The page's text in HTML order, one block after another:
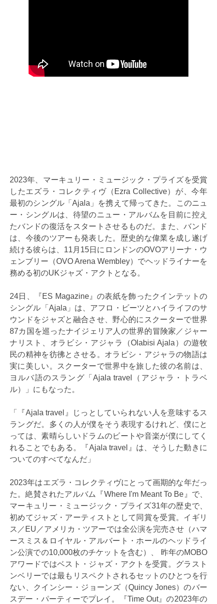
2023年、マーキュリー・ミュージック・プライズを受賞
したエズラ・コレクティヴ（Ezra Collective）が、今年
最初のシングル「Ajala」を携えて帰ってきた。このニュ
ー・シングルは、待望のニュー・アルバムを目前に控え
たバンドの復活をスタートさせるものだ。また、バンド
は、今後のツアーも発表した。歴史的な偉業を成し遂げ
続ける彼らは、11月15日にロンドンのOVOアリーナ・ウ
ェンブリー（OVO Arena Wembley）でヘッドライナーを
務める初のUKジャズ・アクトとなる。
24日、『ES Magazine』の表紙を飾ったクインテットの
シングル「Ajala」は、アフロ・ビーツとハイライフのサ
ウンドをジャズと融合させ、野心的にスクーターで世界
87カ国を巡ったナイジェリア人の世界的冒険家／ジャー
ナリスト、オラビシ・アジャラ（Olabisi Ajala）の遊牧
民の精神を彷彿とさせる。オラビシ・アジャラの物語は
実に美しい。スクーターで世界中を旅した彼の名前は、
ヨルバ語のスラング「Ajala travel（アジャラ・トラベ
ル）」にもなった。
「『Ajala travel』じっとしていられない人を意味するス
ラングだ。多くの人が僕をそう表現するけれど、僕にと
っては、素晴らしいドラムのビートや音楽が僕にしてく
れることでもある。『Ajala travel』は、そうした動きに
ついてのすべてなんだ」
2023年はエズラ・コレクティヴにとって画期的な年だっ
た。絶賛されたアルバム『Where I'm Meant To Be』で、
マーキュリー・ミュージック・プライズ31年の歴史で、
初めてジャズ・アーティストとして同賞を受賞。イギリ
ス／EU／アメリカ・ツアーでは全公演を完売させ（ハマ
ースミス＆ロイヤル・アルバート・ホールのヘッドライ
ン公演での10,000枚のチケットを含む）、 昨年のMOBO
アワードではベスト・ジャズ・アクトを受賞。グラスト
ンベリーでは最もリスペクトされるセットのひとつを行
ない、クインシー・ジョーンズ（Quincy Jones）のバー
スデー・パーティーでプレイ。『Time Out』の2023年の